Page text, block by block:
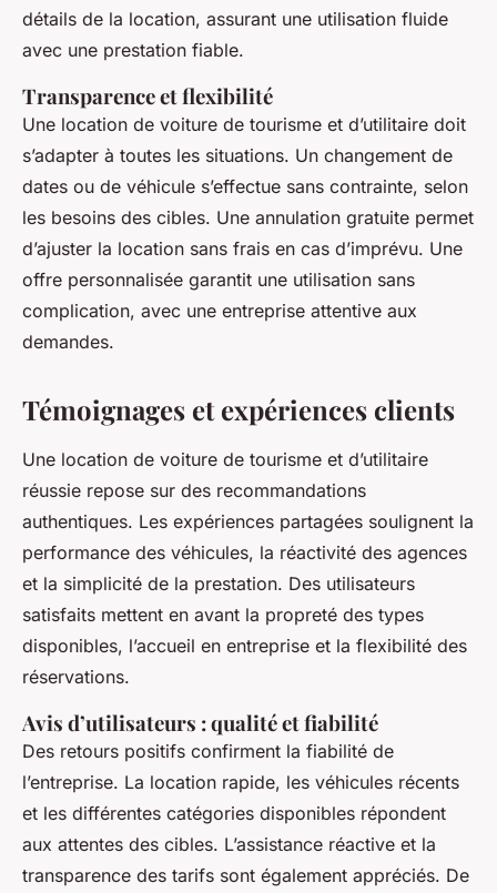
détails de la location, assurant une utilisation fluide
avec une prestation fiable.
Transparence et flexibilité
Une location de voiture de tourisme et d’utilitaire doit
s’adapter à toutes les situations. Un changement de
dates ou de véhicule s’effectue sans contrainte, selon
les besoins des cibles. Une annulation gratuite permet
d’ajuster la location sans frais en cas d’imprévu. Une
offre personnalisée garantit une utilisation sans
complication, avec une entreprise attentive aux
demandes.
Témoignages et expériences clients
Une location de voiture de tourisme et d’utilitaire
réussie repose sur des recommandations
authentiques. Les expériences partagées soulignent la
performance des véhicules, la réactivité des agences
et la simplicité de la prestation. Des utilisateurs
satisfaits mettent en avant la propreté des types
disponibles, l’accueil en entreprise et la flexibilité des
réservations.
Avis d’utilisateurs : qualité et fiabilité
Des retours positifs confirment la fiabilité de
l’entreprise. La location rapide, les véhicules récents
et les différentes catégories disponibles répondent
aux attentes des cibles. L’assistance réactive et la
transparence des tarifs sont également appréciés. De